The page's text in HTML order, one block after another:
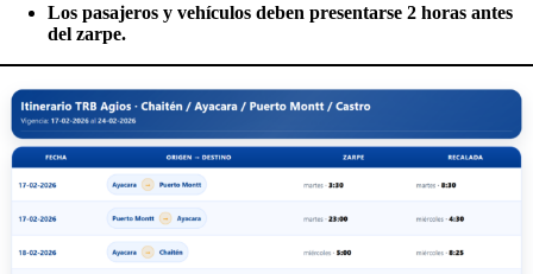
Los pasajeros y vehículos deben presentarse 2 horas antes
del zarpe.